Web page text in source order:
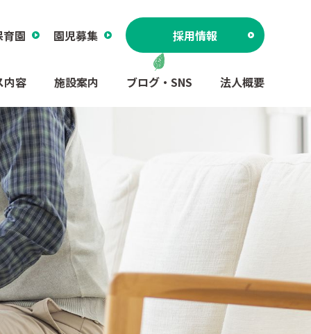
育園 園児募集 採用情報
内容 施設案内 ブログ・SNS 法人概要